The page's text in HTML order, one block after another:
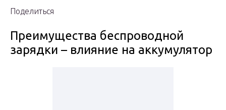
Поделиться
Преимущества беспроводной
зарядки – влияние на аккумулятор